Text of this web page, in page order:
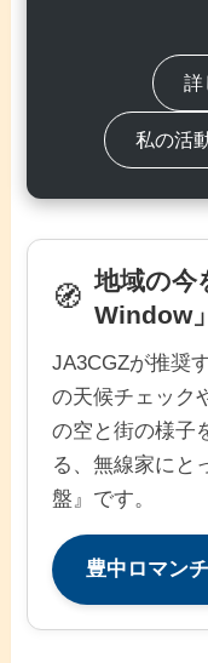
詳
私の活
🧭 地域の今
Window」
JA3CGZが推奨
の天候チェック
の空と街の様子
る、無線家にと
盤』です。
豊中ロマン